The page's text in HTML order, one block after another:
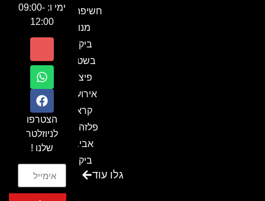
חשיפה- זיו
מנור
ביקור
בשטח-
פיצ'ר
אירועים
קראון
פלזה תל
אביב-
ביקור
בכנסגלו עוד
ימי ו: 09:00-
12:00
הצטרפו
לניוזלטר
שלנו !